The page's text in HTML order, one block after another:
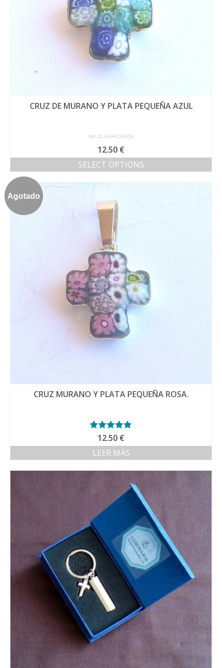
página
de
producto
CRUZ DE MURANO Y PLATA PEQUEÑA AZUL
NO CLASIFICADOS
12.50 €
SELECT OPTIONS
Agotado
CRUZ MURANO Y PLATA PEQUEÑA ROSA.
Valorado con
5.00de 5
12.50 €
LEER MÁS